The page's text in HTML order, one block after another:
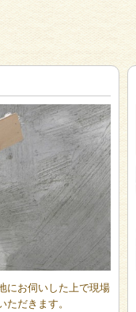
にお伺いした上で現場
ただきます。